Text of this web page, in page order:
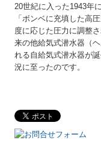
20世紀に入った1943年
「ボンベに充填した高
度に応じた圧力に調整
来の他給気式潜水器（
れる自給気式潜水器が
況に至ったのです。